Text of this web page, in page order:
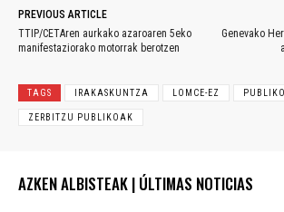
PREVIOUS ARTICLE
TTIP/CETAren aurkako azaroaren 5eko
manifestaziorako motorrak berotzen
Genevako
TAGS IRAKASKUNTZA LOMCE-EZ
ZERBITZU PUBLIKOAK
AZKEN ALBISTEAK | ÚLTIMAS NOTICIAS